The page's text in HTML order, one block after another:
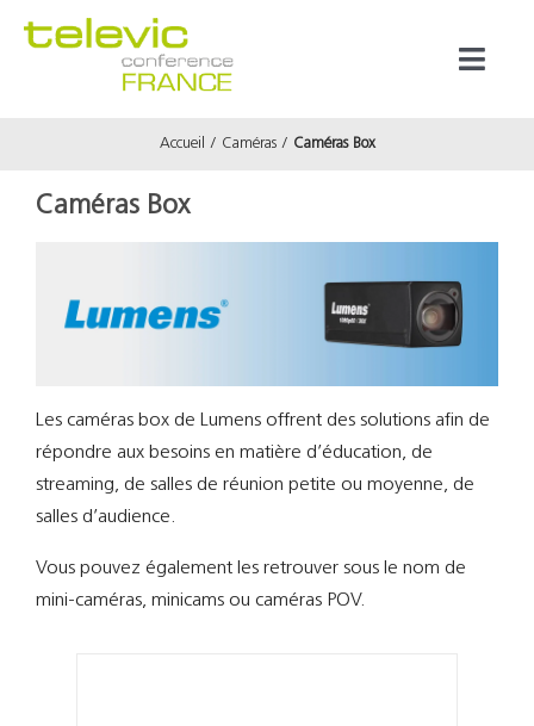
Accueil Caméras Caméras Box
Caméras Box
Les caméras box de Lumens offrent des solutions afin de
répondre aux besoins en matière d’éducation, de
streaming, de salles de réunion petite ou moyenne, de
salles d’audience.
Vous pouvez également les retrouver sous le nom de
mini-caméras, minicams ou caméras POV.